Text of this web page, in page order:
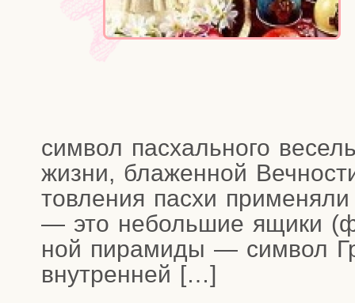
сим­вол пас­халь­но­го
жиз­ни, бла­жен­ной
тов­ле­ния пас­хи
— это неболь­шие ящи­ки
ной пира­ми­ды — сим­вол
внутренней […]